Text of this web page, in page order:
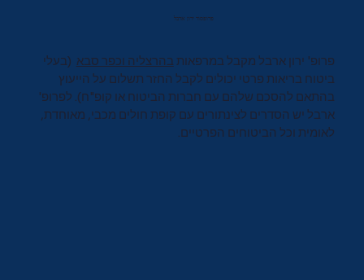
פרופסור ירון ארבל
פרופ' ירון ארבל מקבל במרפאות בהרצליה וכפר סבא (בעלי
ביטוח בריאות פרטי יכולים לקבל החזר תשלום על הייעוץ
בהתאם להסכם שלהם עם חברות הביטוח או קופ"ח). לפרופ'
ארבל יש הסדרים לצינתורים עם קופת חולים מכבי, מאוחדת,
לאומית וכל הביטוחים הפרטיים.